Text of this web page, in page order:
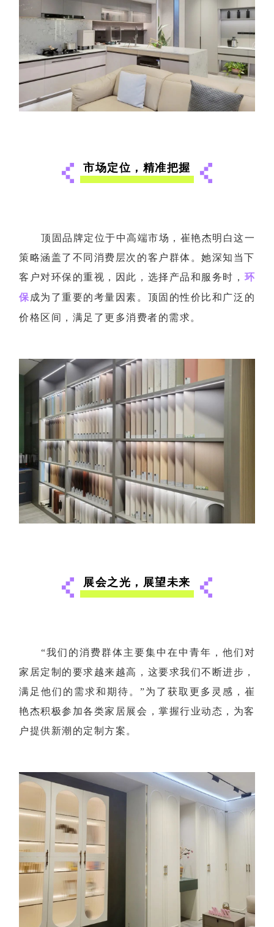
市场定位，精准把握
顶固品牌定位于中高端市场，崔艳杰明白这一
策略涵盖了不同消费层次的客户群体。她深知当下
客户对环保的重视，因此，选择产品和服务时， 环
保 成为了重要的考量因素。顶固的性价比和广泛的
价格区间，满足了更多消费者的需求。
展会之光，展望未来
“我们的消费群体主要集中在中青年，他们对
家居定制的要求越来越高，这要求我们不断进步，
满足他们的需求和期待。”为了获取更多灵感，崔
艳杰积极参加各类家居展会，掌握行业动态，为客
户提供新潮的定制方案。